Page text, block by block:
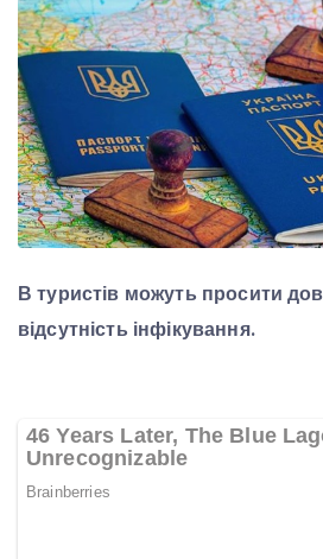
В туристів можуть просити
відсутність інфікування.